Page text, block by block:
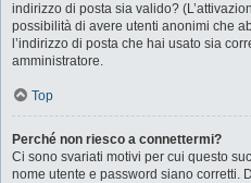
indirizzo di posta sia valido?
possibilità di avere utenti anonimi che
l’indirizzo di posta che hai usato sia
amministratore.
Top
Perché non riesco a connettermi?
Ci sono svariati motivi per cui questo
nome utente e password siano corretti.